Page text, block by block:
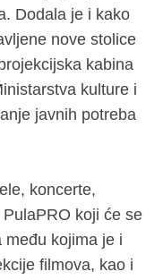
Dodala je i kako
nove stolice
kabina
kulture i
javnih potreba
koncerte,
koji će se
među kojima je i
filmova, kao i